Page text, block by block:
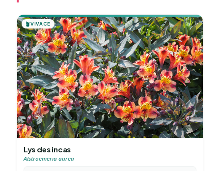
🪴VIVACE
Lys des incas
Alstroemeria aurea